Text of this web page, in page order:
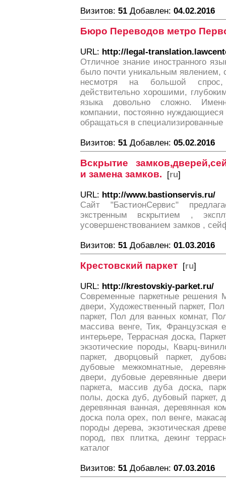
Визитов: 51 Добавлен: 04.02.2016
Бюро Переводов метро
URL: http://legal-
Отличное знание иностранного
было почти уникальным явлением,
несмотря на большой
действительно хорошими,
языка довольно сложно.
компании, постоянно
обращаться в
Визитов: 51 Добавлен: 05.02.2016
Вскрытие
и замена замков. [ru]
URL: http://www.bastionservis.ru/
Сайт "БастионСервис"
экстренным вскрытием ,
усовершенствованием замков ,
Визитов: 51 Добавлен: 01.03.2016
Крестовский паркет [ru]
URL: http://krestovskiy-parket.ru/
Современные паркетные решения
двери, Художественный паркет,
паркет, Пол для ванных комнат,
массива венге, Тик, Французская
интерьере, Террасная доска,
экзотические породы, Кварц-
паркет, дворцовый паркет,
дубовые межкомнатные,
двери, дубовые деревянные
паркета, массив дуба доска,
полы, доска дуб, дубовый паркет,
деревянная ванная, деревянная
доска пола орех, пол венге,
породы дерева, экзотическая
пород, пвх плитка, декинг
каталог
Визитов: 51 Добавлен: 07.03.2016